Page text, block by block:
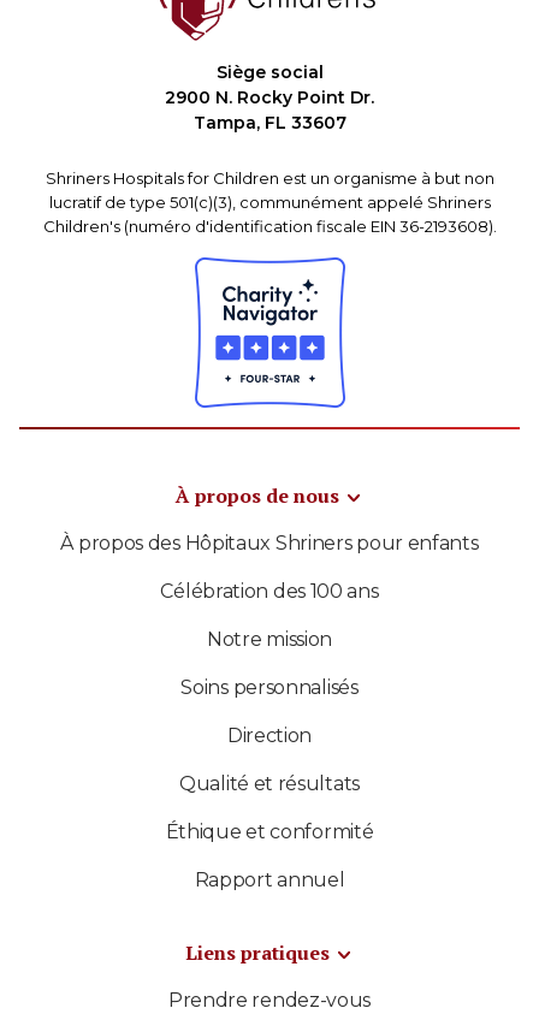
Siège social
2900 N. Rocky Point Dr.
Tampa, FL 33607
Shriners Hospitals for Children est un organisme à but non
lucratif de type 501(c)(3), communément appelé Shriners
Children's (numéro d'identification fiscale EIN 36-2193608).
À propos de nous
À propos des Hôpitaux Shriners pour enfants
Célébration des 100 ans
Notre mission
Soins personnalisés
Direction
Qualité et résultats
Éthique et conformité
Rapport annuel
Liens pratiques
Prendre rendez-vous